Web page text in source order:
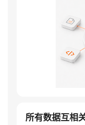
所有数据互相